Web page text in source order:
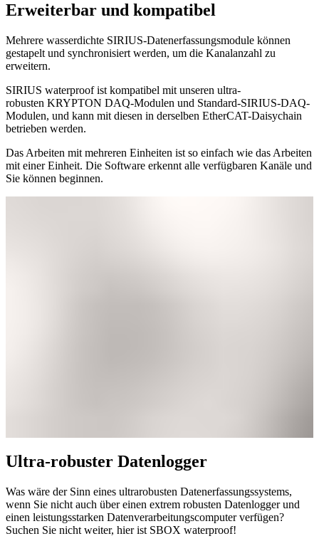
Erweiterbar und kompatibel
Mehrere wasserdichte SIRIUS-Datenerfassungsmodule können
gestapelt und synchronisiert werden, um die Kanalanzahl zu
erweitern.
SIRIUS waterproof ist kompatibel mit unseren ultra-
robusten KRYPTON DAQ-Modulen und Standard-SIRIUS-DAQ-
Modulen, und kann mit diesen in derselben EtherCAT-Daisychain
betrieben werden.
Das Arbeiten mit mehreren Einheiten ist so einfach wie das Arbeiten
mit einer Einheit. Die Software erkennt alle verfügbaren Kanäle und
Sie können beginnen.
Ultra-robuster Datenlogger
Was wäre der Sinn eines ultrarobusten Datenerfassungssystems,
wenn Sie nicht auch über einen extrem robusten Datenlogger und
einen leistungsstarken Datenverarbeitungscomputer verfügen?
Suchen Sie nicht weiter, hier ist SBOX waterproof!